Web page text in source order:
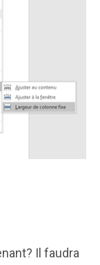
Il faudra